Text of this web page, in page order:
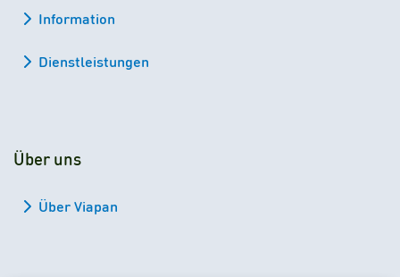
Information
Dienstleistungen
Über uns
Über Viapan